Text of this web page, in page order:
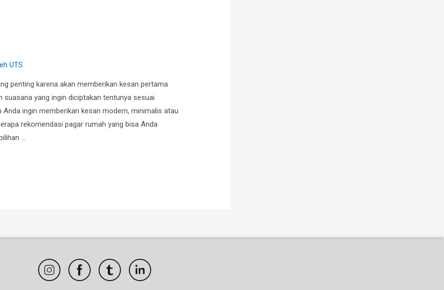
UTS
penting karena akan memberikan kesan pertama
yang ingin diciptakan tentunya sesuai
ingin memberikan kesan modern, minimalis atau
rekomendasi pagar rumah yang bisa Anda
…